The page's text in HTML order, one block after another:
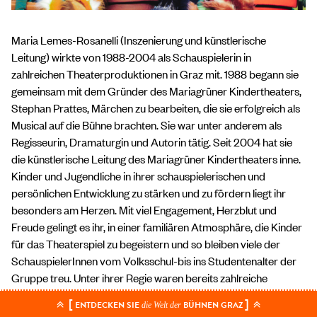
Maria Lemes-Rosanelli (Inszenierung und künstlerische
Leitung) wirkte von 1988-2004 als Schauspielerin in
zahlreichen Theaterproduktionen in Graz mit. 1988 begann sie
gemeinsam mit dem Gründer des Mariagrüner Kindertheaters,
Stephan Prattes, Märchen zu bearbeiten, die sie erfolgreich als
Musical auf die Bühne brachten. Sie war unter anderem als
Regisseurin, Dramaturgin und Autorin tätig. Seit 2004 hat sie
die künstlerische Leitung des Mariagrüner Kindertheaters inne.
Kinder und Jugendliche in ihrer schauspielerischen und
persönlichen Entwicklung zu stärken und zu fördern liegt ihr
besonders am Herzen. Mit viel Engagement, Herzblut und
Freude gelingt es ihr, in einer familiären Atmosphäre, die Kinder
für das Theaterspiel zu begeistern und so bleiben viele der
SchauspielerInnen vom Volksschul-bis ins Studentenalter der
Gruppe treu. Unter ihrer Regie waren bereits zahlreiche
Produktionen als Gastspiel im Next Liberty zu sehen: „Das
Einhorn und der Zauberer“, „Die Meerjungfrau“, „Das
[ENTDECKEN SIE die Welt derBÜHNEN GRAZ]